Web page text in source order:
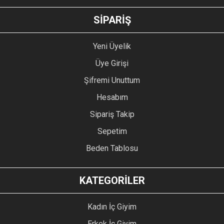
GÖNDER
SİPARİŞ
Yeni Üyelik
Üye Girişi
Şifremi Unuttum
Hesabım
Sipariş Takip
Sepetim
Beden Tablosu
KATEGORİLER
Kadın İç Giyim